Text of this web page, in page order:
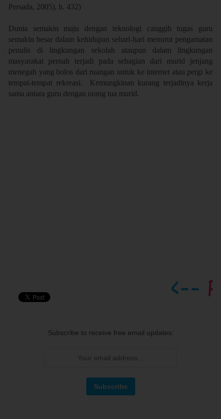
Persada, 2005), h. 432)
Dunia semakin maju dengan teknologi canggih tugas guru
semakin besar dalam kehidupan sehari-hari menurut pengamatan
penulis di lingkungan sekolah ataupun dalam lingkungan
masyarakat pernah terjadi pada sebagian dari murid jenjang
menegah yang bolos dari ruangan untuk ke internet atau pergi ke
tempat-tempat rekreasi. Kemungkinan kurang terjadinya kerja
sama antara guru dengan orang tua murid.
Subscribe to receive free email updates: